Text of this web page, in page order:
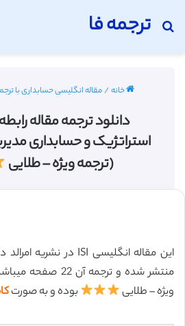
ترجمه فا
جستجو برای
خانه/مقاله انگلیسی حسابداری با ترجمه
دانلود ترجمه مقاله
(ترجمه ویژه – طلایی
منتشر شده و ترجمه
ویژه – طلایی
بوده و به صورت